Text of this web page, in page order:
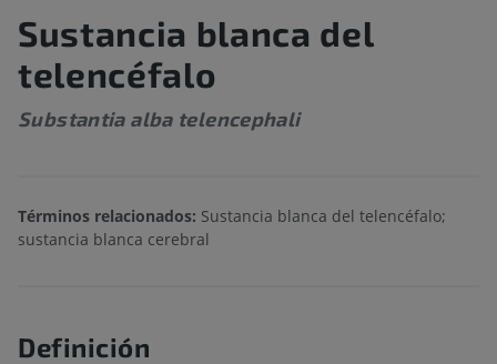
Sustancia blanca del
telencéfalo
Substantia alba telencephali
Términos relacionados: Sustancia blanca del telencéfalo;
sustancia blanca cerebral
Definición